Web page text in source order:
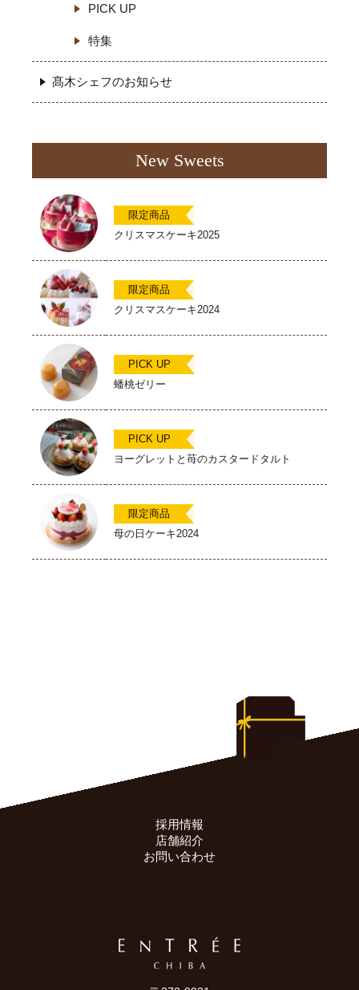
PICK UP
特集
髙木シェフのお知らせ
New Sweets
限定商品
クリスマスケーキ2025
限定商品
クリスマスケーキ2024
PICK UP
蟠桃ゼリー
PICK UP
ヨーグレットと苺のカスタードタルト
限定商品
母の日ケーキ2024
採用情報
店舗紹介
お問い合わせ